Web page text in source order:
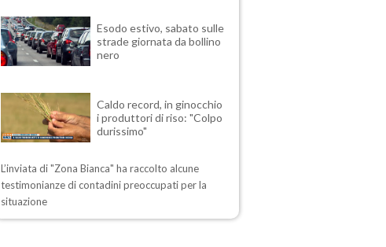
Esodo estivo, sabato sulle
strade giornata da bollino
nero
Caldo record, in ginocchio
i produttori di riso: "Colpo
durissimo"
L’inviata di "Zona Bianca" ha raccolto alcune
testimonianze di contadini preoccupati per la
situazione